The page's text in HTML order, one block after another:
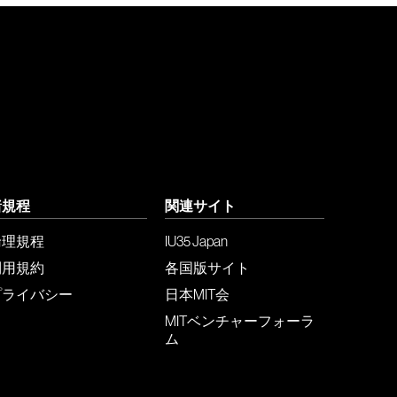
程
規程
規約
イバシー
関連サイト
IU35 Japan
各国版サイト
日本MIT会
MITベンチャーフォーラ
ム